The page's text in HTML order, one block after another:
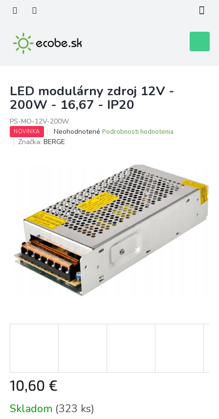
obsah
košík
LED modulárny zdroj 12V -
200W - 16,67 - IP20
PS-MO-12V-200W
NOVINKA
Priemerné
hodnotenie
hviezdičiek.
Neohodnotené Podrobnosti hodnotenia
Značka: BERGE
10,60 €
cena:
Skladom (323 ks)